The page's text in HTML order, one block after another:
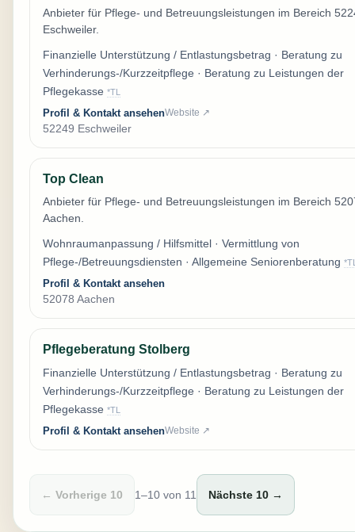
Anbieter für Pflege- und Betreuungsleistungen im Bereich
Eschweiler.
Finanzielle Unterstützung / Entlastungsbetrag · Beratung zu
Verhinderungs-/Kurzzeitpflege · Beratung zu Leistungen der
Pflegekasse *TL
Profil & Kontakt ansehenWebsite ↗
52249 Eschweiler
Top Clean
Anbieter für Pflege- und Betreuungsleistungen im Bereich
Aachen.
Wohnraumanpassung / Hilfsmittel · Vermittlung von
Pflege-/Betreuungsdiensten · Allgemeine Seniorenberatung
Profil & Kontakt ansehen
52078 Aachen
Pflegeberatung Stolberg
Finanzielle Unterstützung / Entlastungsbetrag · Beratung zu
Verhinderungs-/Kurzzeitpflege · Beratung zu Leistungen der
Pflegekasse *TL
Profil & Kontakt ansehenWebsite ↗
← Vorherige 10 1–10 von 11 Nächste 10 →